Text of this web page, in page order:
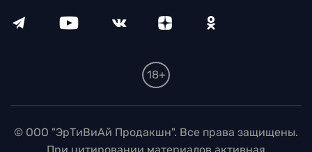
18+
© ООО "ЭрТиВиАй Продакшн". Все права защищены.